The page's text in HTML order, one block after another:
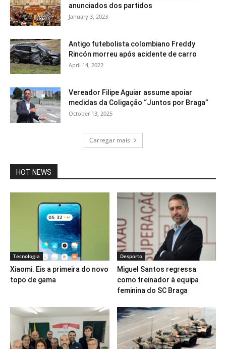
anunciados dos partidos
January 3, 2023
Antigo futebolista colombiano Freddy
Rincón morreu após acidente de carro
April 14, 2022
Vereador Filipe Aguiar assume apoiar
medidas da Coligação “Juntos por Braga”
October 13, 2025
Carregar mais
HOT NEWS
Tecnologia
Xiaomi. Eis a primeira do novo
topo de gama
Desporto
Miguel Santos regressa
como treinador à equipa
feminina do SC Braga